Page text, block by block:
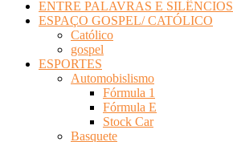
ENTRE PALAVRAS E SILÊNCIOS
ESPAÇO GOSPEL/ CATÓLICO
Católico
gospel
ESPORTES
Automobislismo
Fórmula 1
Fórmula E
Stock Car
Basquete